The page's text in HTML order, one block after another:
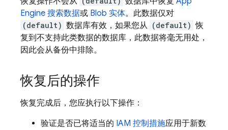
Engine 搜索数据或 Blob 实体。此数据仅对
(default) 数据库有效，如果您从 (default) 恢
复到不支持此类数据的数据库，此数据将毫无用处，
因此会从备份中排除。
恢复后的操作
恢复完成后，您应执行以下操作：
验证是否已将适当的 IAM 控制措施应用于新数